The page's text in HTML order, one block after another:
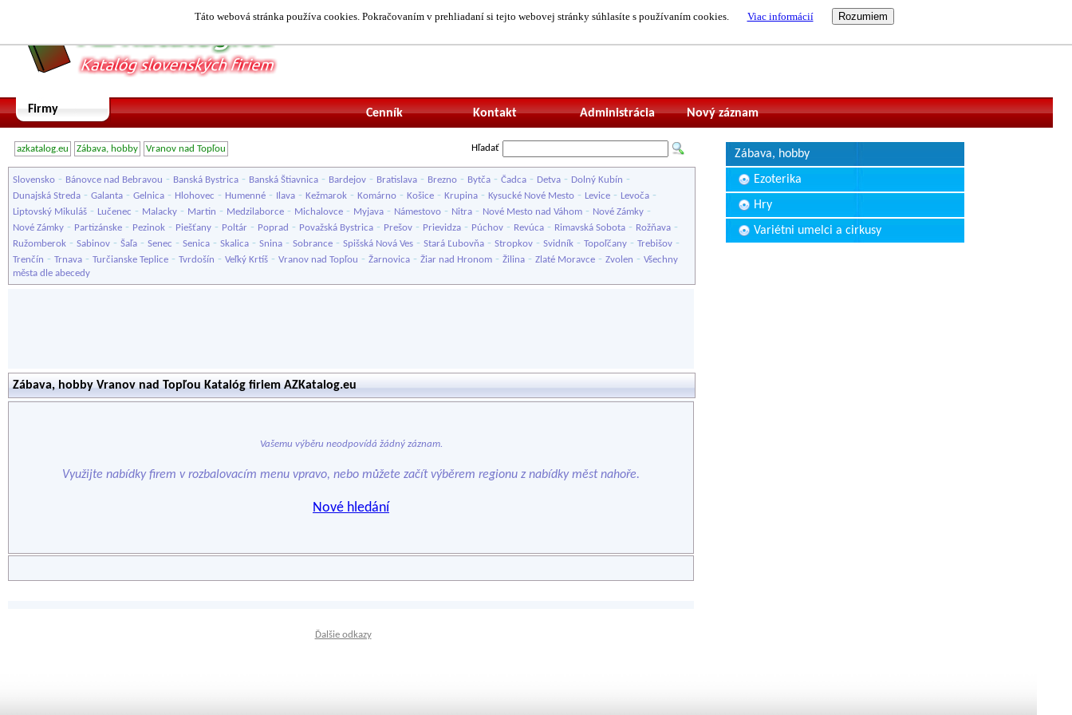
Táto webová stránka používa cookies. Pokračovaním v prehliadaní si tejto webovej stránky súhlasíte s používaním cookies. Viac informácií
Firmy Nový záznam
Administrácia
Kontakt
Cenník
azkatalog.eu Zábava, hobby Vranov nad Topľou Hľadať
Slovensko - Bánovce nad Bebravou - Banská Bystrica - Banská Štiavnica - Bardejov - Bratislava - Brezno - Bytča - Čadca - Detva - Dolný Kubín -
Dunajská Streda - Galanta - Gelnica - Hlohovec - Humenné - Ilava - Kežmarok - Komárno - Košice - Krupina - Kysucké Nové Mesto - Levice - Levoča -
Liptovský Mikuláš - Lučenec - Malacky - Martin - Medzilaborce - Michalovce - Myjava - Námestovo - Nitra - Nové Mesto nad Váhom - Nové Zámky -
Nové Zámky - Partizánske - Pezinok - Piešťany - Poltár - Poprad - Považská Bystrica - Prešov - Prievidza - Púchov - Revúca - Rimavská Sobota - Rožňava -
Ružomberok - Sabinov - Šaľa - Senec - Senica - Skalica - Snina - Sobrance - Spišská Nová Ves - Stará Ľubovňa - Stropkov - Svidník - Topoľčany - Trebišov -
Trenčín - Trnava - Turčianske Teplice - Tvrdošín - Veľký Krtíš - Vranov nad Topľou - Žarnovica - Žiar nad Hronom - Žilina - Zlaté Moravce - Zvolen - Všechny
města dle abecedy
Zábava, hobby Vranov nad Topľou Katalóg firiem AZKatalog.eu
Vašemu výběru neodpovídá žádný záznam.
Využijte nabídky firem v rozbalovacím menu vpravo, nebo můžete začít výběrem regionu z nabídky měst nahoře.
Nové hledání
Zábava, hobby
Ezoterika
Hry
Variétni umelci a cirkusy
Ďalšie odkazy